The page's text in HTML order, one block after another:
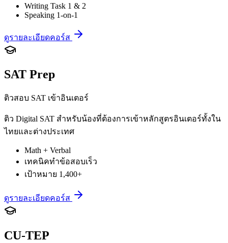
Writing Task 1 & 2
Speaking 1-on-1
ดูรายละเอียดคอร์ส
SAT Prep
ติวสอบ SAT เข้าอินเตอร์
ติว Digital SAT สำหรับน้องที่ต้องการเข้าหลักสูตรอินเตอร์ทั้งใน
ไทยและต่างประเทศ
Math + Verbal
เทคนิคทำข้อสอบเร็ว
เป้าหมาย 1,400+
ดูรายละเอียดคอร์ส
CU-TEP